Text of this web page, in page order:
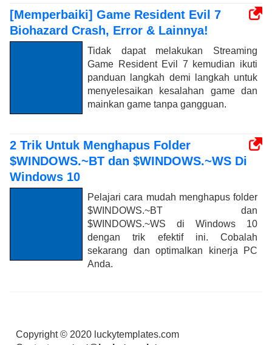
[Memperbaiki] Game Resident Evil 7
Biohazard Crash, Error & Lainnya!
Tidak dapat melakukan Streaming
Game Resident Evil 7 kemudian ikuti
panduan langkah demi langkah untuk
menyelesaikan kesalahan game dan
mainkan game tanpa gangguan.
2 Trik Untuk Menghapus Folder
$WINDOWS.~BT dan $WINDOWS.~WS Di
Windows 10
Pelajari cara mudah menghapus folder
$WINDOWS.~BT dan
$WINDOWS.~WS di Windows 10
dengan trik efektif ini. Cobalah
sekarang dan optimalkan kinerja PC
Anda.
Copyright © 2020 luckytemplates.com